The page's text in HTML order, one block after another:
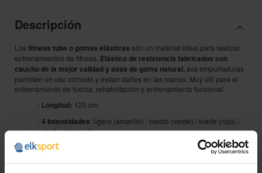
Descripción
Los fitness tube o gomas elásticas son un material ideal para realizar
entrenamientos de fitness. Elástico de resistencia fabricados con
caucho de la mejor calidad y asas de goma natural,sus empuñaduras
permiten un uso cómodo y evitan daños en las manos. Muy útil para el
entrenamiento de fuerza, rehabilitación y entrenamiento funcional.
· Longitud: 120 cm.
· 4 Intensidades: ligero (amarillo) / medio (verde) / fuerte (rojo) /
extrafuerte (azul).